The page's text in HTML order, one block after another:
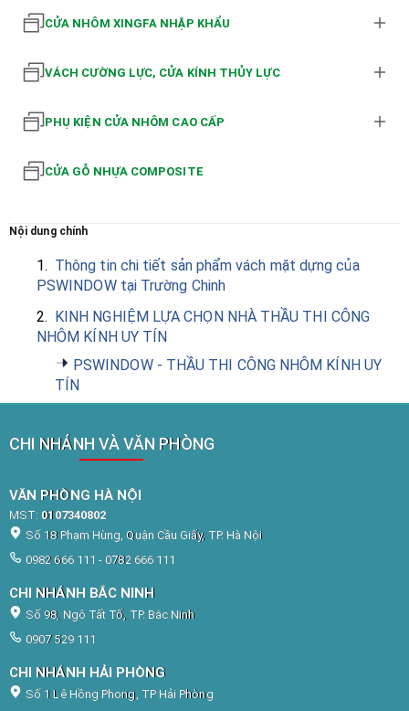
CỬA NHÔM XINGFA NHẬP KHẨU
VÁCH CƯỜNG LỰC, CỬA KÍNH THỦY LỰC
PHỤ KIỆN CỬA NHÔM CAO CẤP
CỬA GỖ NHỰA COMPOSITE
Nội dung chính
1. Thông tin chi tiết sản phẩm vách mặt dựng của
PSWINDOW tại Trường Chinh
2.
KINH NGHIỆM LỰA CHỌN NHÀ THẦU THI CÔNG
NHÔM KÍNH UY TÍN
PSWINDOW - THẦU THI CÔNG NHÔM KÍNH UY
TÍN
CHI NHÁNH VÀ VĂN PHÒNG
VĂN PHÒNG HÀ NỘI
MST: 0107340802
Số 18 Phạm Hùng, Quận Cầu Giấy, TP. Hà Nội
0982 666 111 - 0782 666 111
CHI NHÁNH BẮC NINH
Số 98, Ngô Tất Tố, TP. Bắc Ninh
0907 529 111
CHI NHÁNH HẢI PHÒNG
Số 1 Lê Hồng Phong, TP Hải Phòng